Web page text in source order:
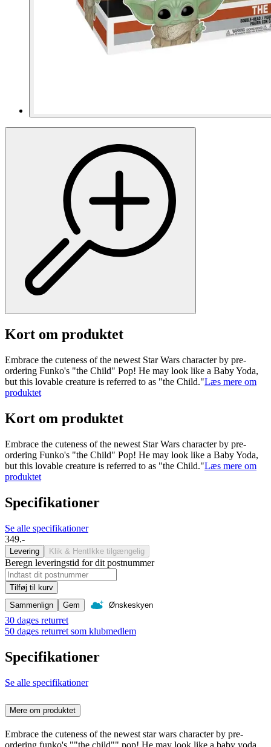
Kort om produktet
Embrace the cuteness of the newest Star Wars character by pre-
ordering Funko's "the Child" Pop! He may look like a Baby Yoda,
but this lovable creature is referred to as "the Child."Læs mere om
produktet
Kort om produktet
Embrace the cuteness of the newest Star Wars character by pre-
ordering Funko's "the Child" Pop! He may look like a Baby Yoda,
but this lovable creature is referred to as "the Child."Læs mere om
produktet
Specifikationer
Se alle specifikationer
349.-
Levering Klik & Hent Ikke tilgængelig
Beregn leveringstid for dit postnummer
Tilføj til kurv
Sammenlign
Gem Ønskeskyen
30 dages returret
50 dages returret som klubmedlem
Specifikationer
Se alle specifikationer
Mere om produktet
Embrace the cuteness of the newest star wars character by pre-
ordering funko's ""the child"" pop! He may look like a baby yoda,